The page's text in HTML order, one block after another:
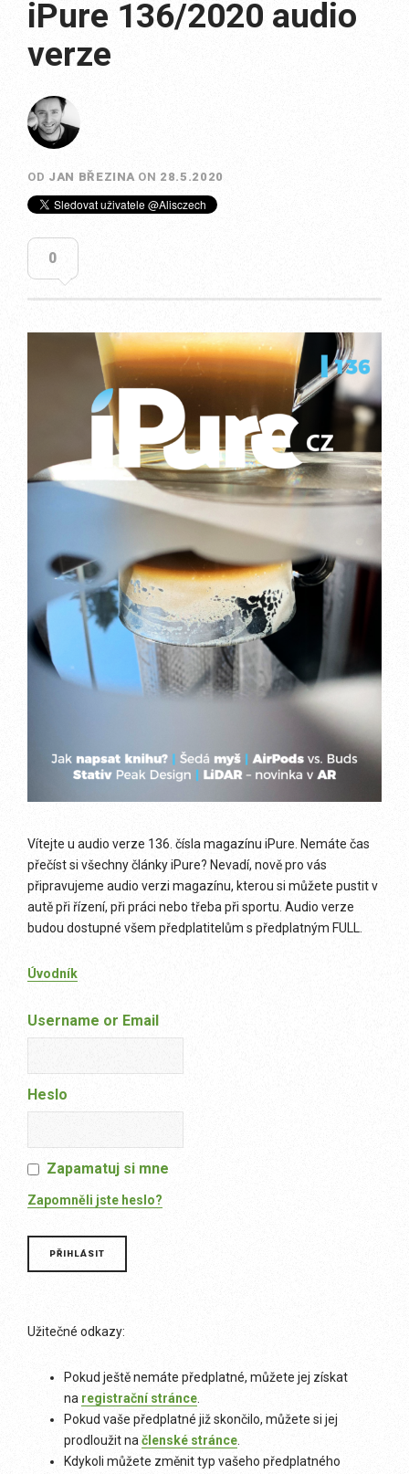
iPure 136/2020 audio
verze
OD JAN BŘEZINA ON 28.5.2020
0
Vítejte u audio verze 136. čísla magazínu iPure. Nemáte čas
přečíst si všechny články iPure? Nevadí, nově pro vás
připravujeme audio verzi magazínu, kterou si můžete pustit v
autě při řízení, při práci nebo třeba při sportu. Audio verze
budou dostupné všem předplatitelům s předplatným FULL.
Úvodník
Username or Email
Heslo
Zapamatuj si mne
Zapomněli jste heslo?
Užitečné odkazy:
Pokud ještě nemáte předplatné, můžete jej získat
na registrační stránce
Pokud vaše předplatné již skončilo, můžete si jej
prodloužit na členské stránce
Kdykoli můžete změnit typ vašeho předplatného